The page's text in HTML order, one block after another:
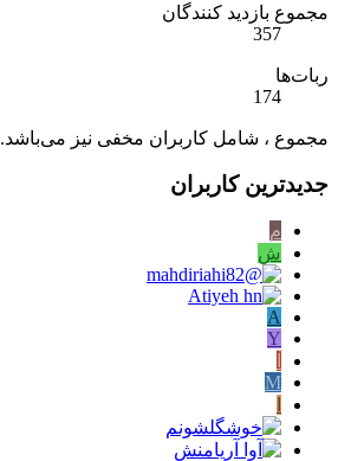
مجموع بازدید کنندگان
357
ربات‌ها
174
مجموع ، شامل کاربران مخفی نیز می‌باشد.
جدیدترین کاربران
م
ش
A
Y
M